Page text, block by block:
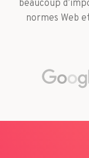
beaucoup
normes Web